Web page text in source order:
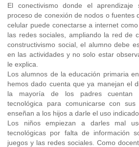
El conectivismo donde el
proceso de conexión de nodos o fuentes
celular puede conectarse a internet
las redes sociales, ampliando la red de
constructivismo social, el alumno debe
en las actividades y no solo estar
le explica.
Los alumnos de la educación primaria
hemos dado cuenta que ya manejan el
la mayoría de los padres cuentan
tecnológica para comunicarse con
enseñan a los hijos a darle el uso
Los niños empiezan a darles mal
tecnológicas por falta de información
juegos y las redes sociales. Como